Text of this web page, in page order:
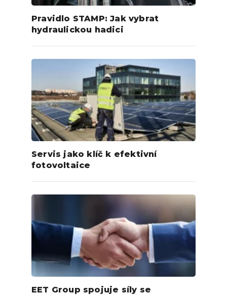
Pravidlo STAMP: Jak vybrat
hydraulickou hadici
Servis jako klíč k efektivní
fotovoltaice
EET Group spojuje síly se